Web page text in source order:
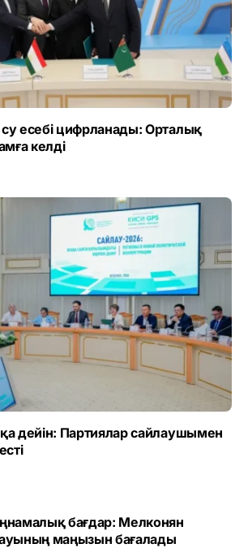
есебі цифрланады: Орталық
келді
дейін: Партиялар сайлаушымен
бағдар: Мелконян
маңызын бағалады